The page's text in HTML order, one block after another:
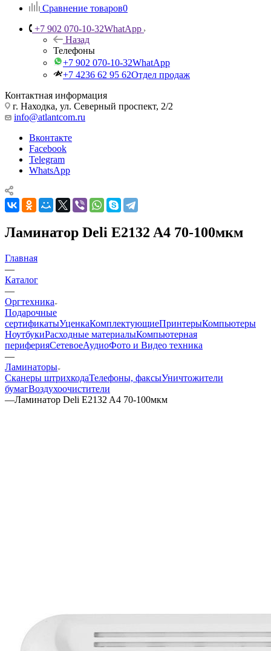
Сравнение товаров0
+7 902 070-10-32WhatApp
Назад
Телефоны
+7 902 070-10-32WhatApp
+7 4236 62 95 62Отдел продаж
Контактная информация
г. Находка, ул. Северный проспект, 2/2
info@atlantcom.ru
Вконтакте
Facebook
Telegram
WhatsApp
Ламинатор Deli E2132 A4 70-100мкм
Главная
—
Каталог
—
Оргтехника
Подарочные
сертификатыУценкаКомплектующиеПринтерыКомпьютеры
НоутбукиРасходные материалыКомпьютерная
периферияСетевоеАудиоФото и Видео техника
—
Ламинаторы
Сканеры штрихкодаТелефоны, факсыУничтожители
бумагВоздухоочистители
—Ламинатор Deli E2132 A4 70-100мкм